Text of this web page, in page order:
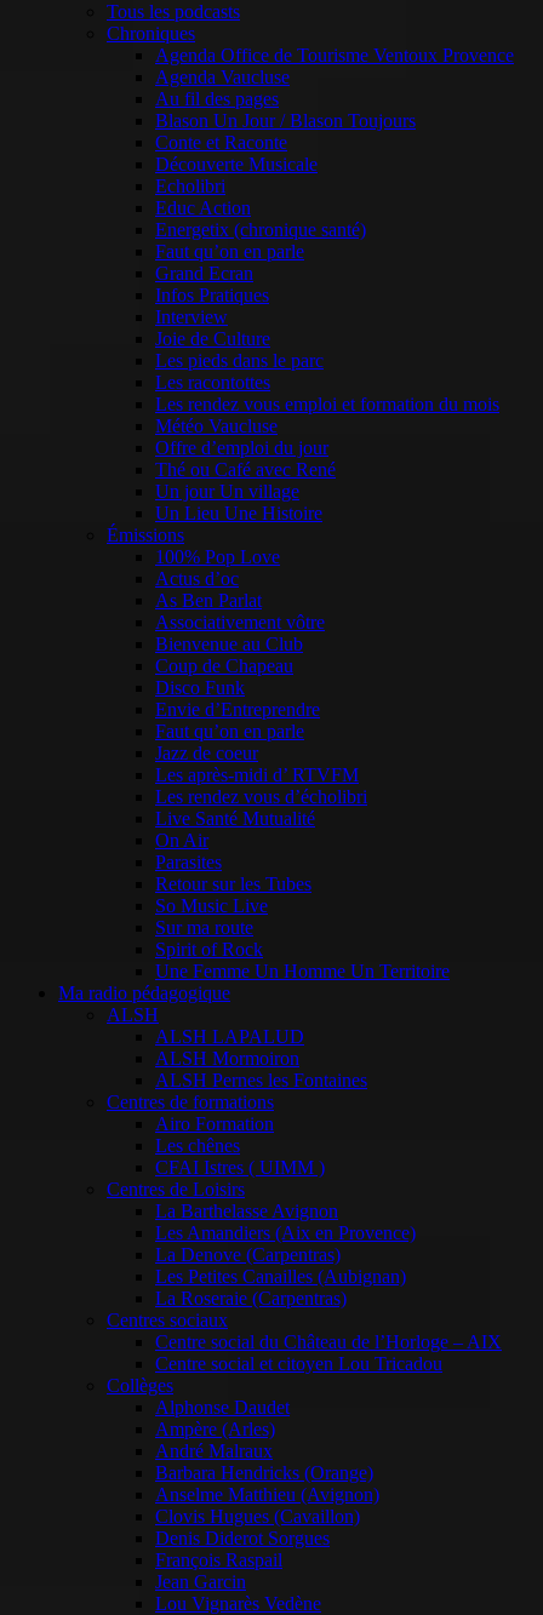
Tous les podcasts
Chroniques
Agenda Office de Tourisme Ventoux Provence
Agenda Vaucluse
Au fil des pages
Blason Un Jour / Blason Toujours
Conte et Raconte
Découverte Musicale
Echolibri
Educ Action
Energetix (chronique santé)
Faut qu’on en parle
Grand Ecran
Infos Pratiques
Interview
Joie de Culture
Les pieds dans le parc
Les racontottes
Les rendez vous emploi et formation du mois
Météo Vaucluse
Offre d’emploi du jour
Thé ou Café avec René
Un jour Un village
Un Lieu Une Histoire
Émissions
100% Pop Love
Actus d’oc
As Ben Parlat
Associativement vôtre
Bienvenue au Club
Coup de Chapeau
Disco Funk
Envie d’Entreprendre
Faut qu’on en parle
Jazz de coeur
Les après-midi d’ RTVFM
Les rendez vous d’écholibri
Live Santé Mutualité
On Air
Parasites
Retour sur les Tubes
So Music Live
Sur ma route
Spirit of Rock
Une Femme Un Homme Un Territoire
Ma radio pédagogique
ALSH
ALSH LAPALUD
ALSH Mormoiron
ALSH Pernes les Fontaines
Centres de formations
Airo Formation
Les chênes
CFAI Istres ( UIMM )
Centres de Loisirs
La Barthelasse Avignon
Les Amandiers (Aix en Provence)
La Denove (Carpentras)
Les Petites Canailles (Aubignan)
La Roseraie (Carpentras)
Centres sociaux
Centre social du Château de l’Horloge – AIX
Centre social et citoyen Lou Tricadou
Collèges
Alphonse Daudet
Ampère (Arles)
André Malraux
Barbara Hendricks (Orange)
Anselme Matthieu (Avignon)
Clovis Hugues (Cavaillon)
Denis Diderot Sorgues
François Raspail
Jean Garcin
Lou Vignarès Vedène